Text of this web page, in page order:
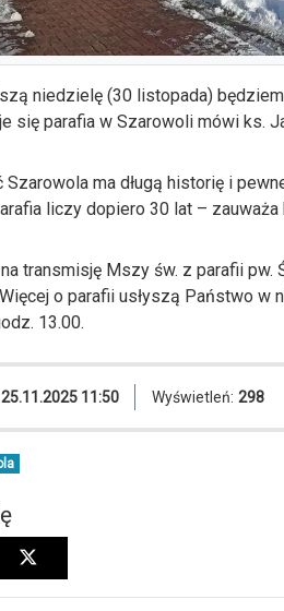
niedzielę (30 listopada)
się parafia w Szarowoli mówi ks.
ma długą historię i
liczy dopiero 30 lat – zauważa
transmisję Mszy św. z parafii
o parafii usłyszą Państwo w
13.00.
25.11.2025 11:50 Wyświetleń: 298